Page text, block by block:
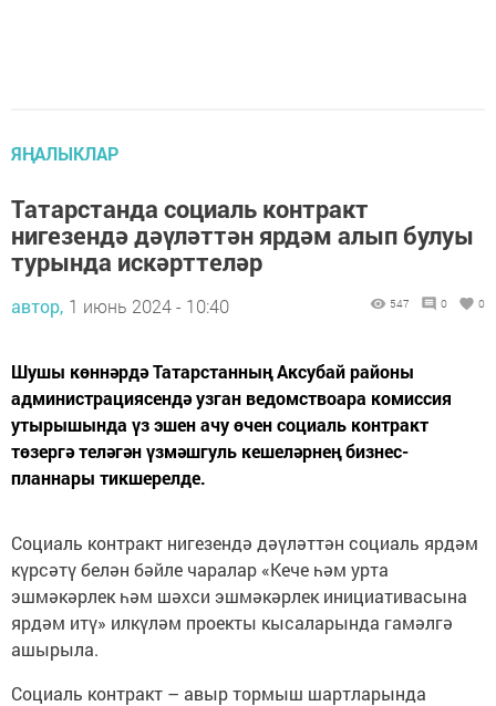
ЯҢАЛЫКЛАР
Татарстанда социаль контракт
нигезендә дәүләттән ярдәм алып булуы
турында искәрттеләр
автор, 1 июнь 2024 - 10:40 547 0 0
Шушы көннәрдә Татарстанның Аксубай районы
администрациясендә узган ведомствоара комиссия
утырышында үз эшен ачу өчен социаль контракт
төзергә теләгән үзмәшгуль кешеләрнең бизнес-
планнары тикшерелде.
Социаль контракт нигезендә дәүләттән социаль ярдәм
күрсәтү белән бәйле чаралар «Кече һәм урта
эшмәкәрлек һәм шәхси эшмәкәрлек инициативасына
ярдәм итү» илкүләм проекты кысаларында гамәлгә
ашырыла.
Социаль контракт – авыр тормыш шартларында